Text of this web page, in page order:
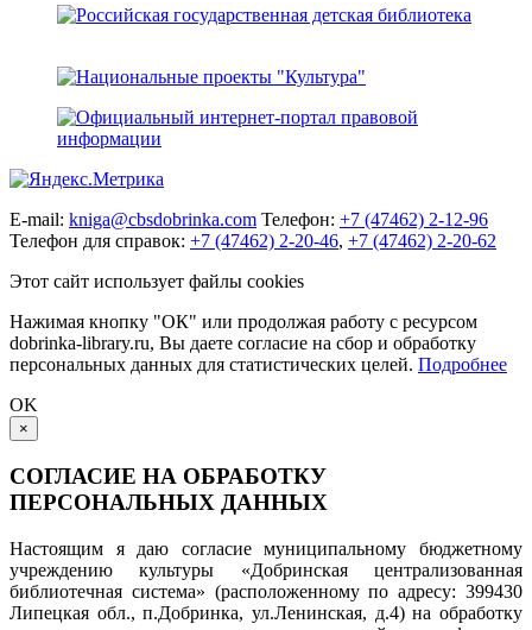
E-mail: kniga@cbsdobrinka.com Телефон: +7 (47462) 2-12-96
Телефон для справок: +7 (47462) 2-20-46, +7 (47462) 2-20-62
Этот сайт использует файлы cookies
Нажимая кнопку "ОК" или продолжая работу с ресурсом
dobrinka-library.ru, Вы даете согласие на сбор и обработку
персональных данных для статистических целей. Подробнее
OK
×
СОГЛАСИЕ НА ОБРАБОТКУ
ПЕРСОНАЛЬНЫХ ДАННЫХ
Настоящим я даю согласие муниципальному бюджетному
учреждению культуры «Добринская централизованная
библиотечная система» (расположенному по адресу: 399430
Липецкая обл., п.Добринка, ул.Ленинская, д.4) на обработку